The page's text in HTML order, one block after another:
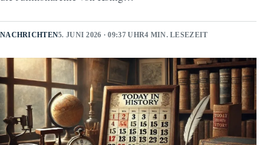
NACHRICHTEN5. JUNI 2026 · 09:37 UHR4 MIN. LESEZEIT